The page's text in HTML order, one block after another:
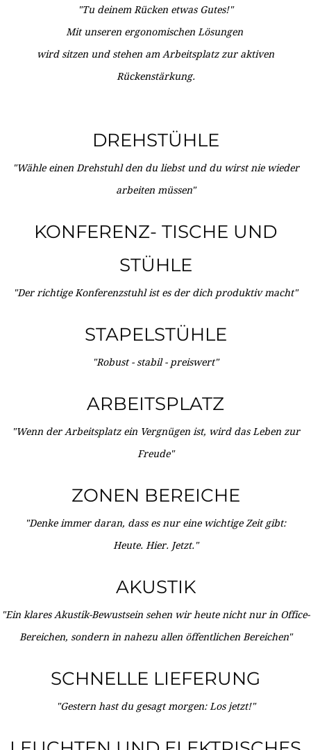
"Tu deinem Rücken etwas Gutes!"
Mit unseren ergonomischen Lösungen
wird sitzen und stehen am Arbeitsplatz zur aktiven
Rückenstärkung.
DREHSTÜHLE
"Wähle einen Drehstuhl den du liebst und du wirst nie wieder
arbeiten müssen"
KONFERENZ- TISCHE UND
STÜHLE
"Der richtige Konferenzstuhl ist es der dich produktiv macht"
STAPELSTÜHLE
"Robust - stabil - preiswert"
ARBEITSPLATZ
"Wenn der Arbeitsplatz ein Vergnügen ist, wird das Leben zur
Freude"
ZONEN BEREICHE
"Denke immer daran, dass es nur eine wichtige Zeit gibt:
Heute. Hier. Jetzt."
AKUSTIK
"Ein klares Akustik-Bewustsein sehen wir heute nicht nur in Office-
Bereichen, sondern in nahezu allen öffentlichen Bereichen"
SCHNELLE LIEFERUNG
"Gestern hast du gesagt morgen: Los jetzt!"